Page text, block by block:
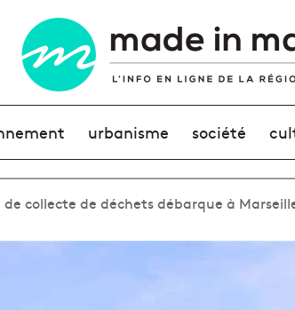
urbanisme société
collecte de déchets débarque à